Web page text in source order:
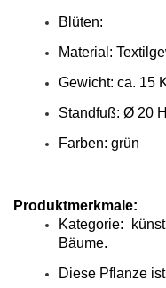
Blüten:
Material:
Gewicht: ca. 15
Standfuß: Ø 20
Farben: grün
Produktmerkmale:
Kategorie:
Bäume.
Diese Pflanze